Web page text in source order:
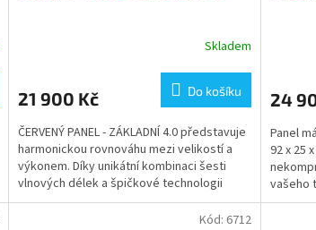
Skladem
21 900 Kč Do košíku
ČERVENÝ PANEL - ZÁKLADNÍ 4.0 představuje
harmonickou rovnováhu mezi velikostí a
výkonem. Díky unikátní kombinaci šesti
vlnových délek a špičkové technologii
Multi-Wavelength...
24
Panel
92 x 25
vašeho
pro
Kód: 6712